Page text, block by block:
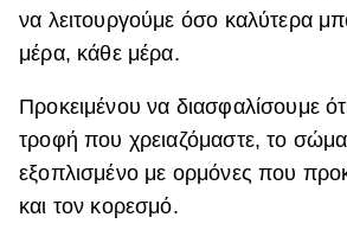
να λειτουργούμε όσο καλύτερα
μέρα, κάθε μέρα.
Προκειμένου να διασφαλίσουμε
τροφή που χρειαζόμαστε, το σώμα
εξοπλισμένο με ορμόνες που
και τον κορεσμό.